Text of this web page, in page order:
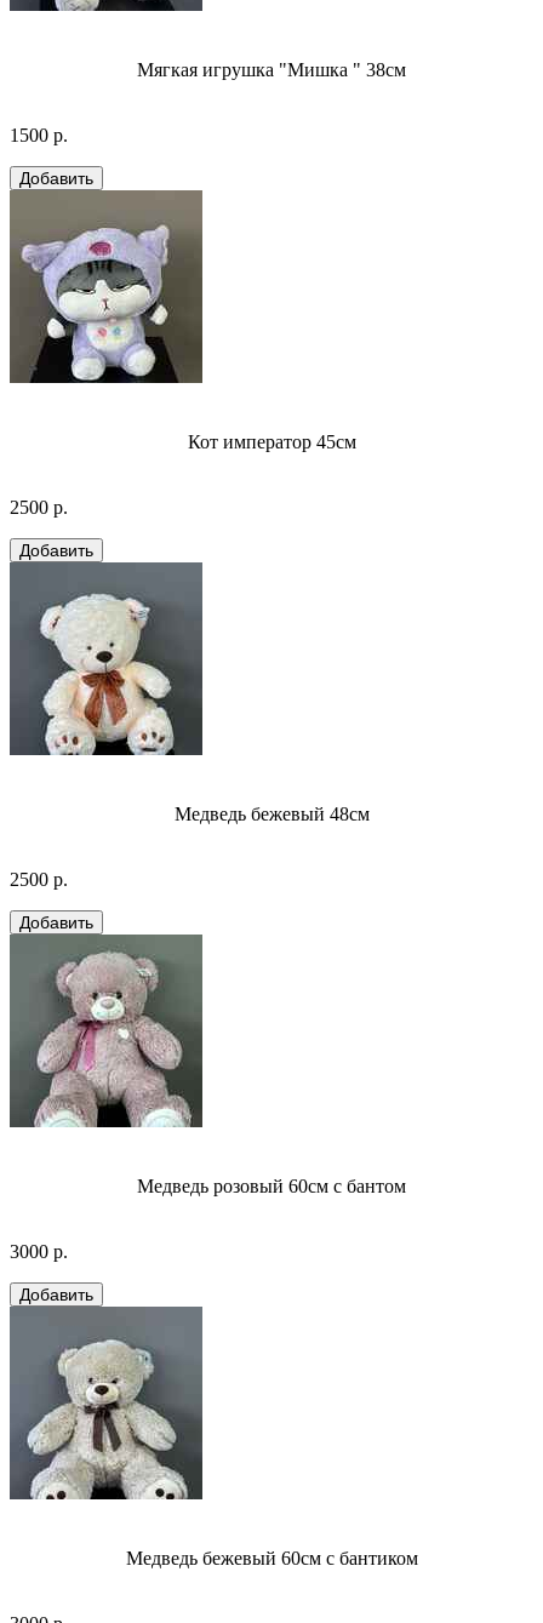
Мягкая игрушка "Мишка " 38см
1500 р.
Кот император 45см
2500 р.
Медведь бежевый 48см
2500 р.
Медведь розовый 60см с бантом
3000 р.
Медведь бежевый 60см с бантиком